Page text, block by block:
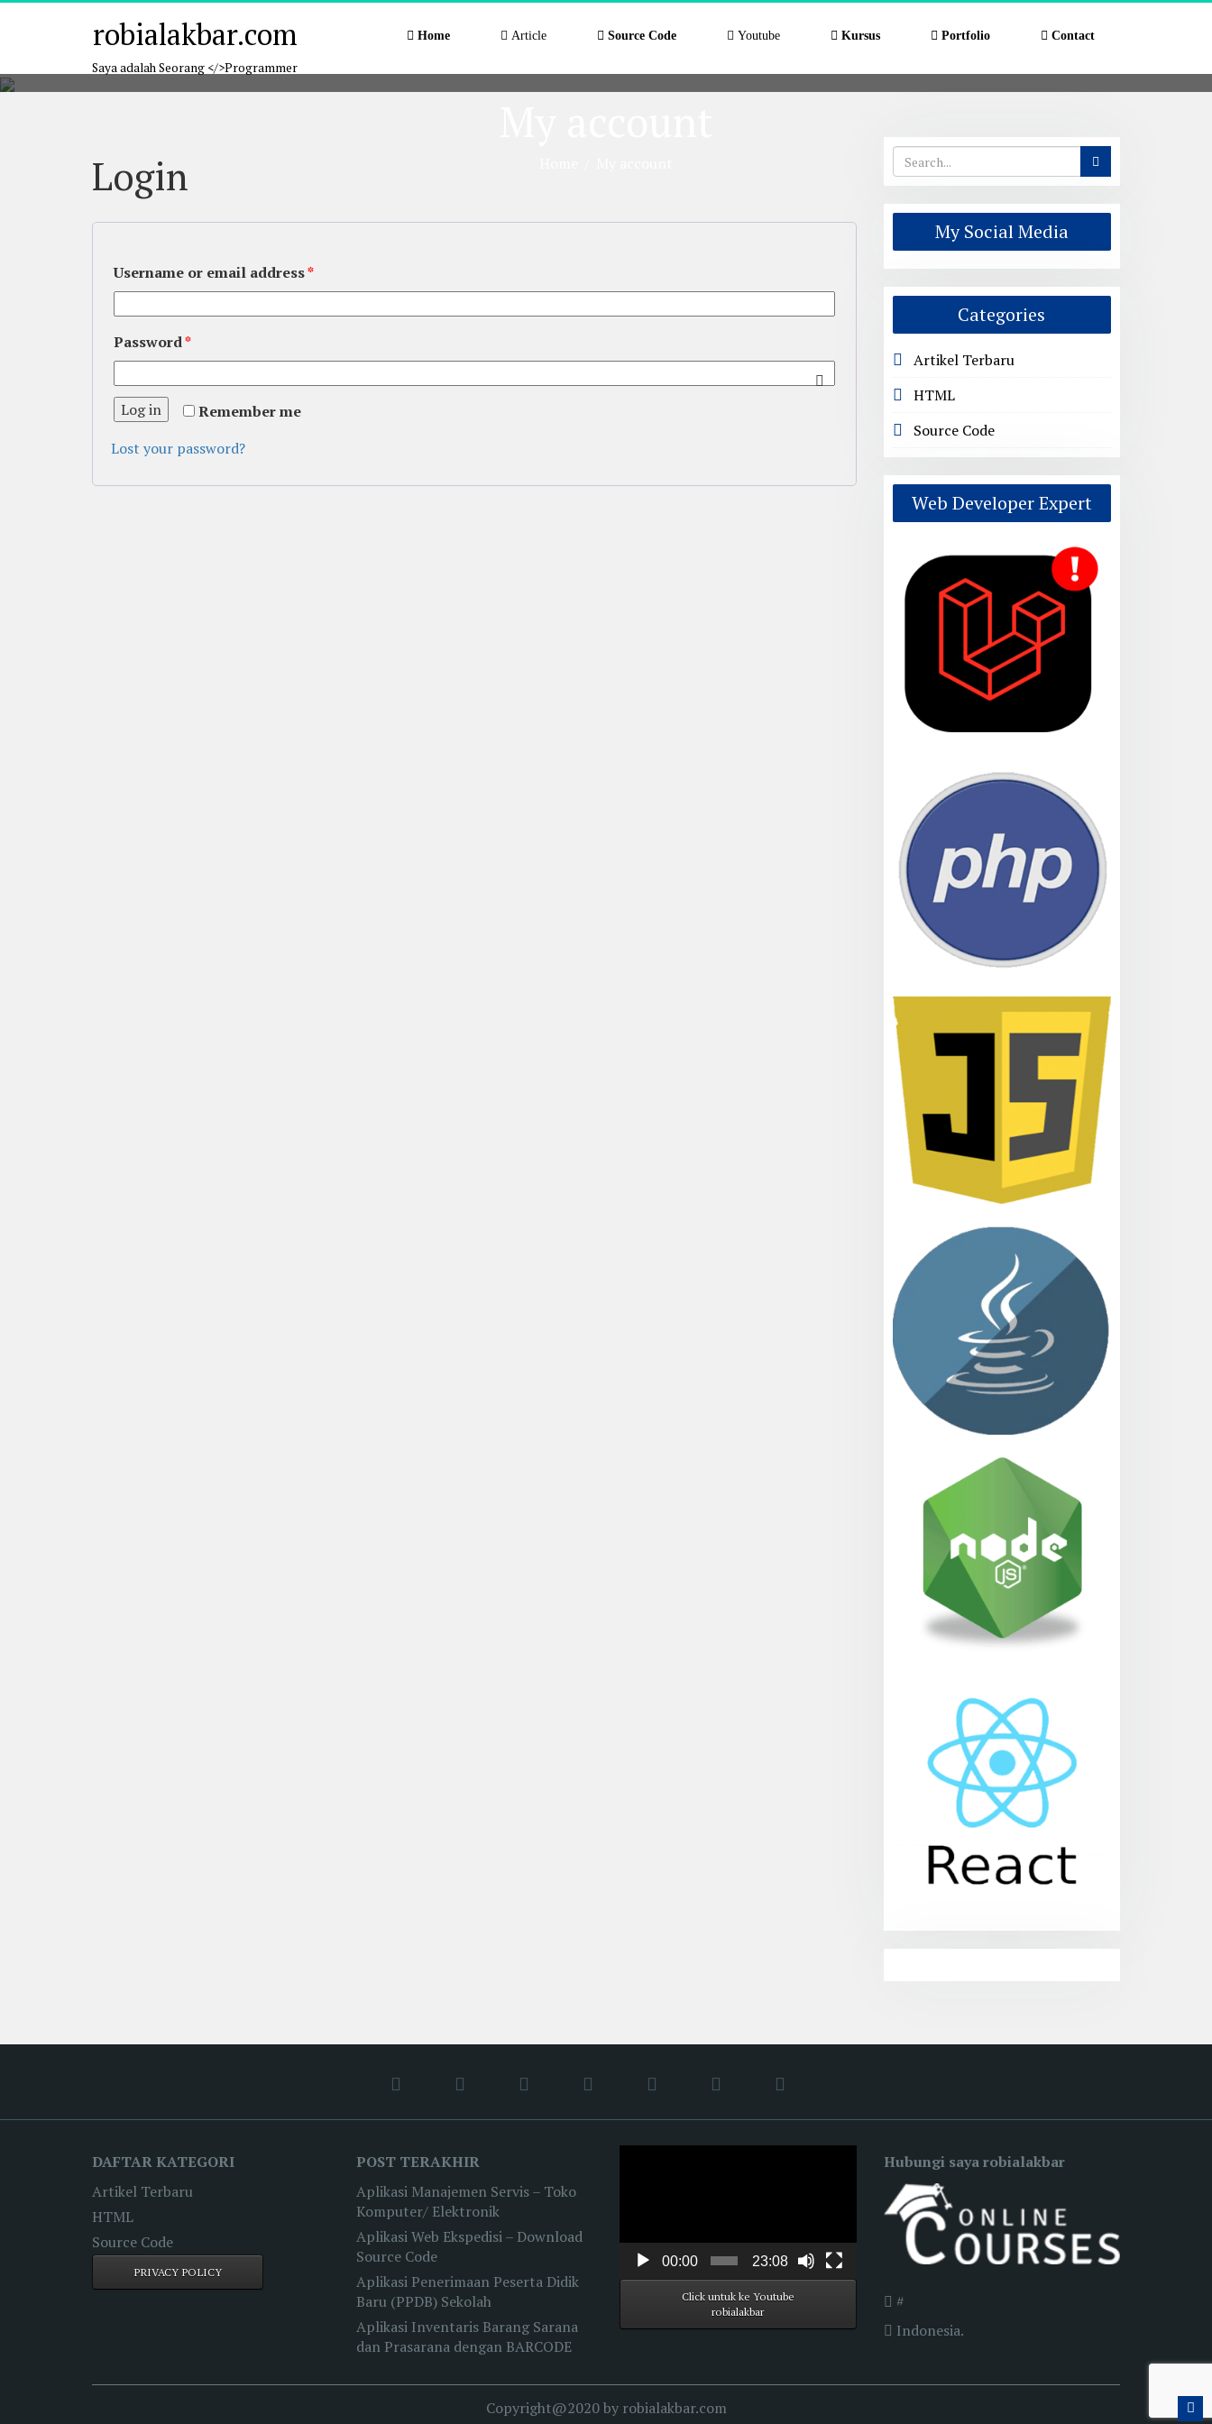
Skip
robialakbar.com
Saya adalah Seorang </>Programmer
Home Article Source Code Youtube Kursus Portfolio Contact
Login
Username or email address*
Password*
Remember me
Log in
Lost your password?
My Social Media
Categories
Artikel Terbaru
HTML
Source Code
Web Developer Expert
DAFTAR KATEGORI
Artikel Terbaru
HTML
Source Code
PRIVACY POLICY
POST TERAKHIR
Aplikasi Manajemen Servis – Toko
Komputer/ Elektronik
Aplikasi Web Ekspedisi – Download
Source Code
Aplikasi Penerimaan Peserta Didik
Baru (PPDB) Sekolah
Aplikasi Inventaris Barang Sarana
dan Prasarana dengan BARCODE
00:00 23:08
Click untuk ke Youtube
robialakbar
Hubungi saya robialakbar
#
Indonesia.
Copyright@2020 by robialakbar.com